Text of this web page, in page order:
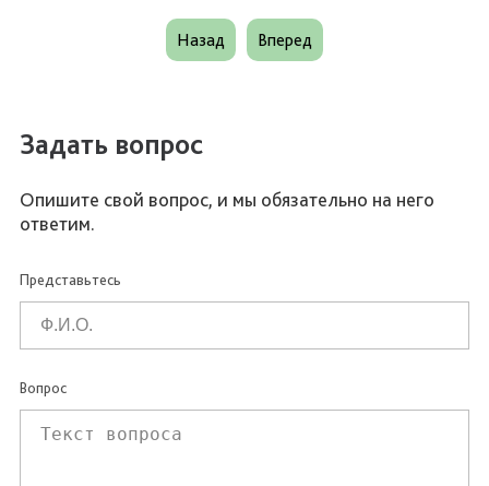
Назад Вперед
Задать вопрос
Опишите свой вопрос, и мы обязательно на него
ответим.
Представьтесь
Вопрос